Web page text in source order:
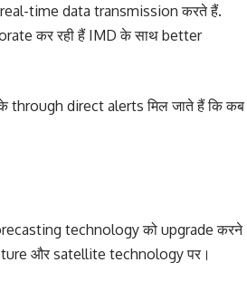
time data transmission करते हैं.
कर रही हैं IMD के साथ better
direct alerts मिल जाते हैं कि कब
technology को upgrade करने
और satellite technology पर।